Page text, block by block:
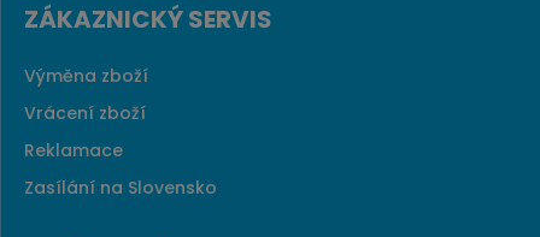
ZÁKAZNICKÝ SERVIS
Výměna zboží
Vrácení zboží
Reklamace
Zasílání na Slovensko